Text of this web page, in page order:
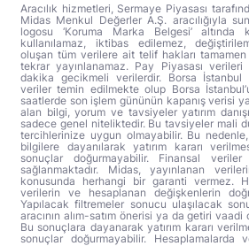
Aracılık hizmetleri, Sermaye Piyasası
Midas Menkul Değerler A.Ş. aracılığıyla
logosu ‘Koruma Marka Belgesi’ altında
kullanılamaz, iktibas edilemez,
oluşan tüm verilere ait telif hakları
tekrar yayınlanamaz. Pay Piyasası
dakika gecikmeli verilerdir. Borsa İstanbul
veriler temin edilmekte olup Borsa
saatlerde son işlem gününün kapanış verisi
alan bilgi, yorum ve tavsiyeler yatırım
sadece genel niteliktedir. Bu tavsiyeler mali
tercihlerinize uygun olmayabilir. Bu
bilgilere dayanılarak yatırım kararı
sonuçlar doğurmayabilir. Finansal
sağlanmaktadır. Midas, yayınlanan
konusunda herhangi bir garanti vermez.
verilerin ve hesaplanan değişkenlerin
Yapılacak filtremeler sonucu ulaşılacak
aracının alım-satım önerisi ya da getiri vaadi
Bu sonuçlara dayanarak yatırım kararı
sonuçlar doğurmayabilir. Hesaplamalarda